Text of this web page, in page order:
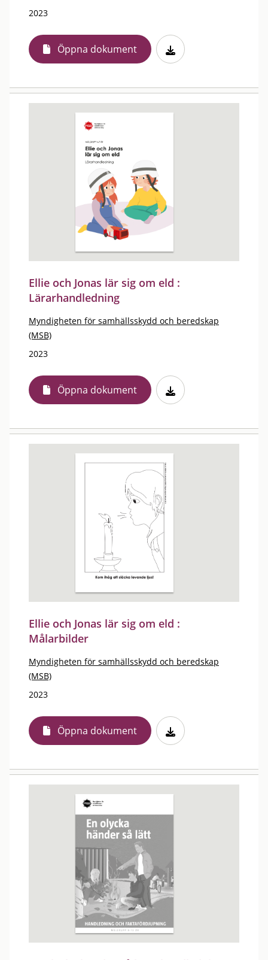
2023
Öppna dokument
Ellie och Jonas lär sig om eld :
Lärarhandledning
Myndigheten för samhällsskydd och beredskap
(MSB)
2023
Öppna dokument
Ellie och Jonas lär sig om eld :
Målarbilder
Myndigheten för samhällsskydd och beredskap
(MSB)
2023
Öppna dokument